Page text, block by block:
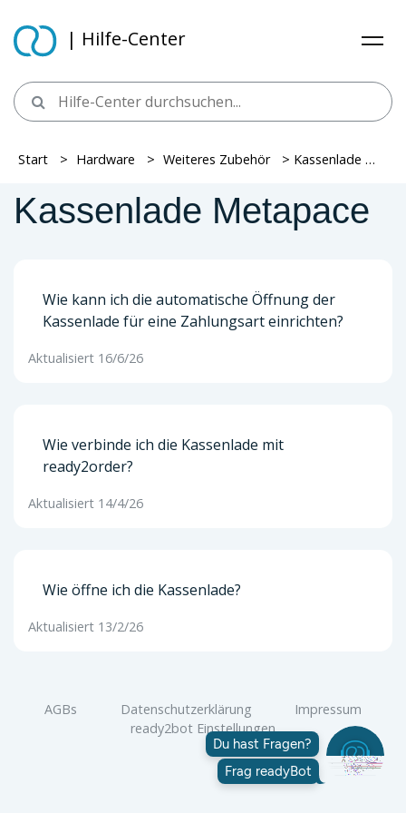
| Hilfe-Center
Start > ​ Hardware > ​ Weiteres Zubehör > ​ Kassenlade Metapace
Kassenlade Metapace
Wie kann ich die automatische Öffnung der
Kassenlade für eine Zahlungsart einrichten?
Aktualisiert 16/6/26
Wie verbinde ich die Kassenlade mit
ready2order?
Aktualisiert 14/4/26
Wie öffne ich die Kassenlade?
Aktualisiert 13/2/26
AGBs Datenschutzerklärung
Impressum
ready2bot Einstellungen
Du hast Fragen?
Frag readyBot